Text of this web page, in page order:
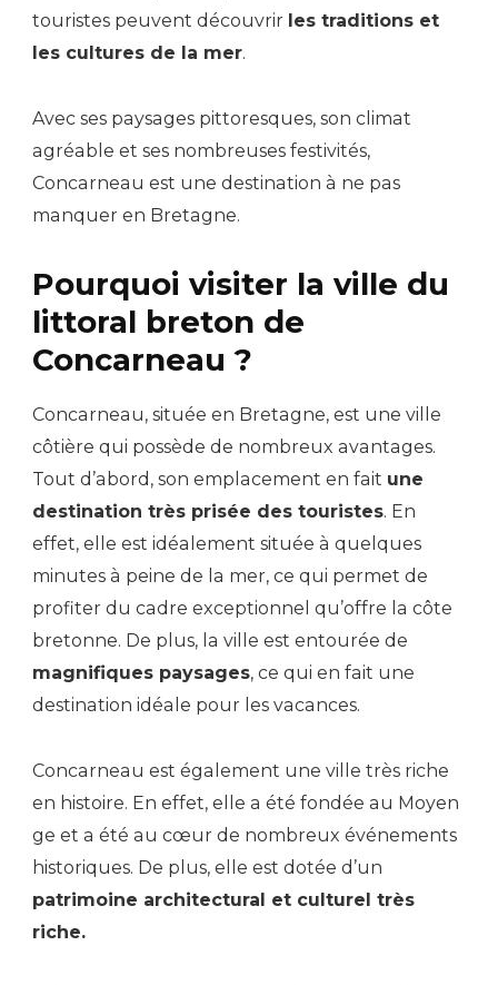
touristes peuvent découvrir les traditions et
les cultures de la mer.
Avec ses paysages pittoresques, son climat
agréable et ses nombreuses festivités,
Concarneau est une destination à ne pas
manquer en Bretagne.
Pourquoi visiter la ville du
littoral breton de
Concarneau ?
Concarneau, située en Bretagne, est une ville
côtière qui possède de nombreux avantages.
Tout d’abord, son emplacement en fait une
destination très prisée des touristes. En
effet, elle est idéalement située à quelques
minutes à peine de la mer, ce qui permet de
profiter du cadre exceptionnel qu’offre la côte
bretonne. De plus, la ville est entourée de
magnifiques paysages, ce qui en fait une
destination idéale pour les vacances.
Concarneau est également une ville très riche
en histoire. En effet, elle a été fondée au Moyen
ge et a été au cœur de nombreux événements
historiques. De plus, elle est dotée d’un
patrimoine architectural et culturel très
riche.